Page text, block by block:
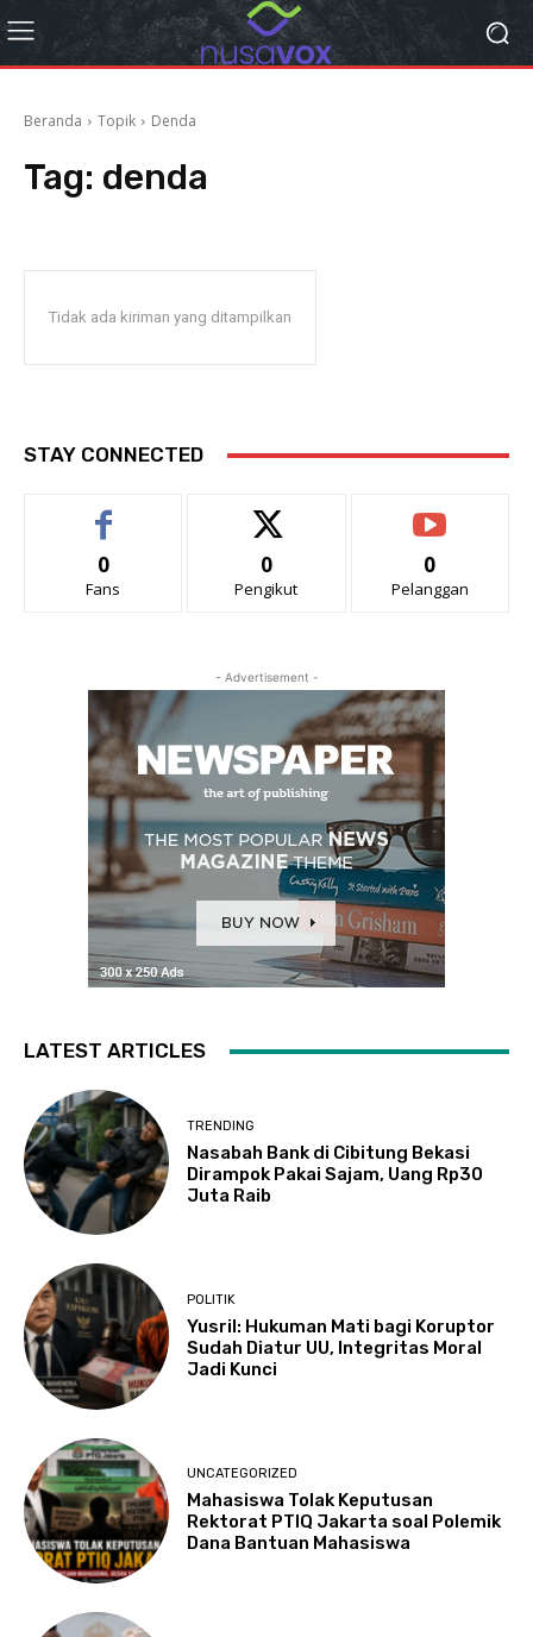
Beranda Topik Denda
Tag: denda
Tidak ada kiriman yang ditampilkan
STAY CONNECTED
0
Fans
0
Pengikut
0
Pelanggan
- Advertisement -
LATEST ARTICLES
TRENDING
Nasabah Bank di Cibitung Bekasi
Dirampok Pakai Sajam, Uang Rp30
Juta Raib
POLITIK
Yusril: Hukuman Mati bagi Koruptor
Sudah Diatur UU, Integritas Moral
Jadi Kunci
UNCATEGORIZED
Mahasiswa Tolak Keputusan
Rektorat PTIQ Jakarta soal Polemik
Dana Bantuan Mahasiswa